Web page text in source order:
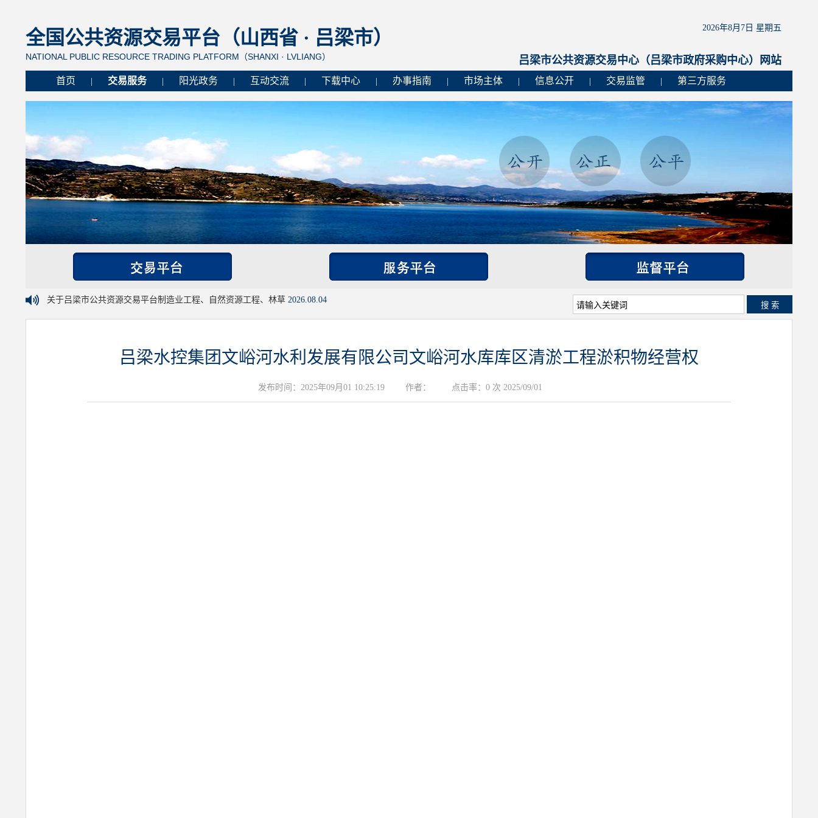
全国公共资源交易平台（山西省 · 吕梁市）
NATIONAL PUBLIC RESOURCE TRADING PLATFORM（SHANXI · LVLIANG）
2026年8月7日 星期五
吕梁市公共资源交易中心（吕梁市政府采购中心）网站
首页 交易服务 阳光政务 互动交流 下载中心 办事指南 市场主体 信息公开 交易监管 第三方服务
关于吕梁市公共资源交易平台制造业工程、自然资源工程、林草 2026.08.04
搜 索
吕梁水控集团文峪河水利发展有限公司文峪河水库库区清淤工程淤积物经营权
发布时间：2025年09月01 10:25:19 作者： 点击率：0 次 2025/09/01